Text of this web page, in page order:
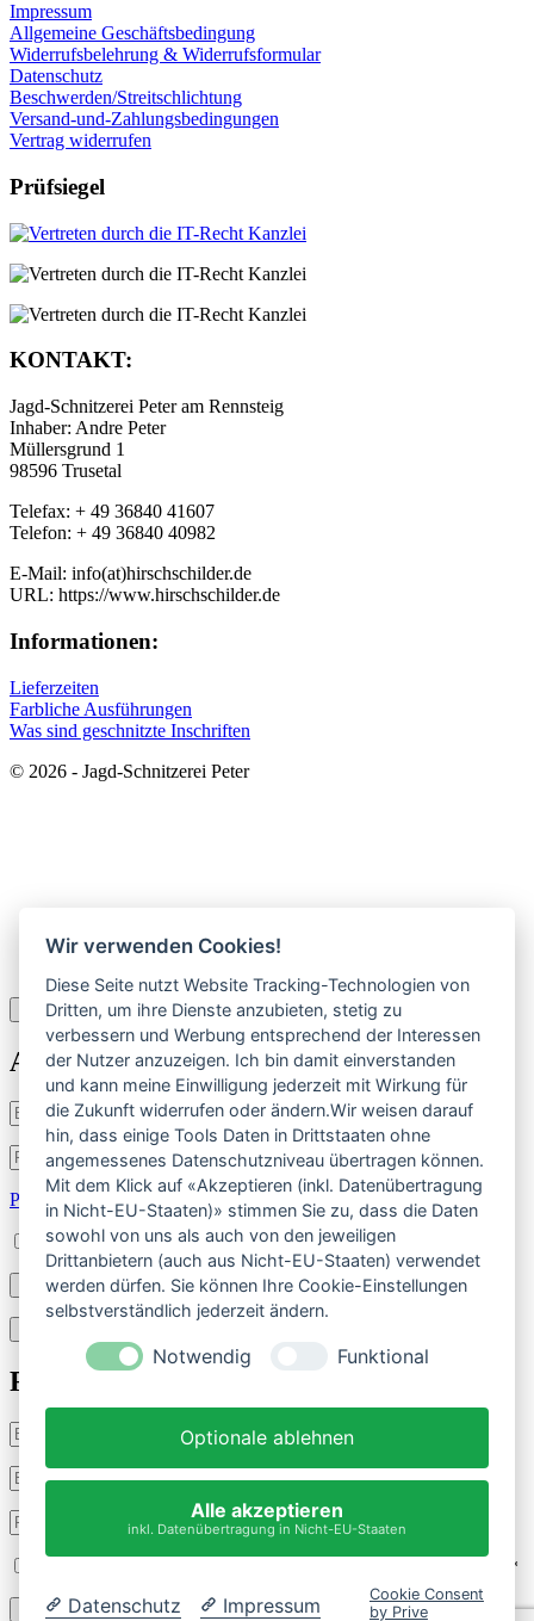
Wir verwenden Cookies!
Diese Seite nutzt Website Tracking-Technologien von
Dritten, um ihre Dienste anzubieten, stetig zu
verbessern und Werbung entsprechend der Interessen
der Nutzer anzuzeigen. Ich bin damit einverstanden
und kann meine Einwilligung jederzeit mit Wirkung für
die Zukunft widerrufen oder ändern.Wir weisen darauf
hin, dass einige Tools Daten in Drittstaaten ohne
angemessenes Datenschutzniveau übertragen können.
Mit dem Klick auf «Akzeptieren (inkl. Datenübertragung
in Nicht-EU-Staaten)» stimmen Sie zu, dass die Daten
sowohl von uns als auch von den jeweiligen
Drittanbietern (auch aus Nicht-EU-Staaten) verwendet
werden dürfen. Sie können Ihre Cookie-Einstellungen
selbstverständlich jederzeit ändern.
Notwendig Funktional
Optionale ablehnen
Alle akzeptieren
inkl. Datenübertragung in Nicht-EU-Staaten
Datenschutz Impressum
Cookie Consent
by Prive
Impressum
Allgemeine Geschäftsbedingung
Widerrufsbelehrung & Widerrufsformular
Datenschutz
Beschwerden/Streitschlichtung
Versand-und-Zahlungsbedingungen
Vertrag widerrufen
Prüfsiegel
KONTAKT:
Jagd-Schnitzerei Peter am Rennsteig
Inhaber: Andre Peter
Müllersgrund 1
98596 Trusetal
Telefax: + 49 36840 41607
Telefon: + 49 36840 40982
E-Mail: info(at)hirschschilder.de
URL: https://www.hirschschilder.de
Informationen:
Lieferzeiten
Farbliche Ausführungen
Was sind geschnitzte Inschriften
© 2026 - Jagd-Schnitzerei Peter
Anmelden
Benutzername
oder
E-
Mail-
Adresse *
Erforderlich
Passwort*
Erforderlich
Passwort vergessen?
Angemeldet bleiben
Anmelden
Registrieren
Benutzername
Erforderlich
E-
Mail-
Adresse
Erforderlich
Passwort
Erforderlich
*
Registrieren